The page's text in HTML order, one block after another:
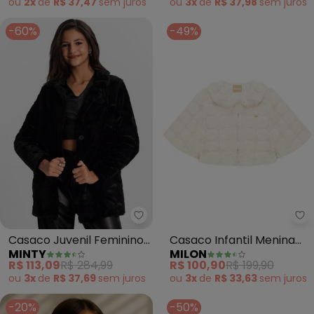
-60%
Minty - Casaco Juvenil
Casaco Juvenil Feminino
Pelo Safira (Preto)
MINTY
R$ 113,09R$ 284,99
ou 3x de R$ 37,69 sem juros
-49%
Casaco Infantil Menina
em Pelo (Off White)
MILON
R$ 100,90R$ 199,90
ou 3x de R$ 33,63 sem juros
-20% -50%